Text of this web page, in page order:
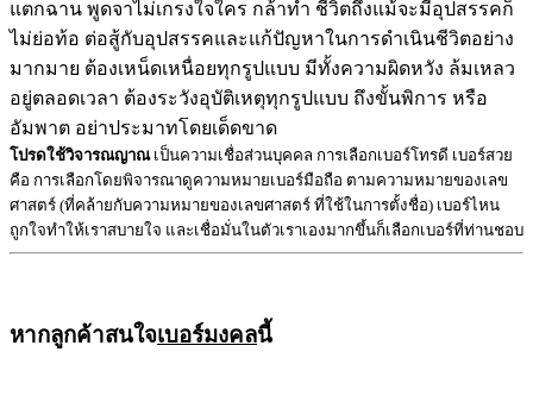
แตกฉาน พูดจาไม่เกรงใจใคร กล้าทำ ชีวิตถึงแม้จะมีอุปสรรคก็
ไม่ย่อท้อ ต่อสู้กับอุปสรรคและแก้ปัญหาในการดำเนินชีวิตอย่าง
มากมาย ต้องเหน็ดเหนื่อยทุกรูปแบบ มีทั้งความผิดหวัง ล้มเหลว
อยู่ตลอดเวลา ต้องระวังอุบัติเหตุทุกรูปแบบ ถึงขั้นพิการ หรือ
อัมพาต อย่าประมาทโดยเด็ดขาด
โปรดใช้วิจารณญาณเป็นความเชื่อส่วนบุคคล การเลือกเบอร์โทรดี เบอร์สวย
คือ การเลือกโดยพิจารณาดูความหมายเบอร์มือถือ ตามความหมายของเลข
ศาสตร์ (ที่คล้ายกับความหมายของเลขศาสตร์ ที่ใช้ในการตั้งชื่อ) เบอร์ไหน
ถูกใจทำให้เราสบายใจ และเชื่อมั่นในตัวเราเองมากขึ้นก็เลือกเบอร์ที่ท่านชอบ
หากลูกค้าสนใจเบอร์มงคลนี้